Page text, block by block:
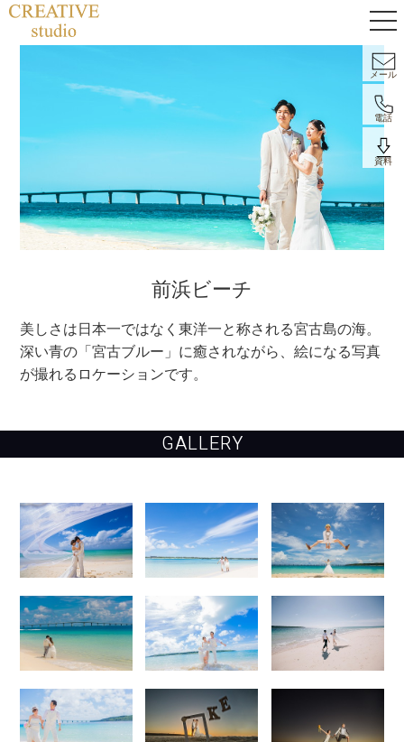
メール
電話
資料
前浜ビーチ
美しさは日本一ではなく東洋一と称される宮古島の海。
深い青の「宮古ブルー」に癒されながら、絵になる写真
が撮れるロケーションです。
GALLERY